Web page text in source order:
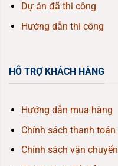
Dự án đã thi công
Hướng dẫn thi công
HỖ TRỢ KHÁCH HÀNG
Hướng dẫn mua hàng
Chính sách thanh toán
Chính sách vận chuyển